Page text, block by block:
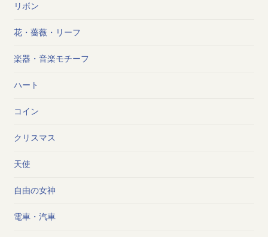
リボン
花・薔薇・リーフ
楽器・音楽モチーフ
ハート
コイン
クリスマス
天使
自由の女神
電車・汽車